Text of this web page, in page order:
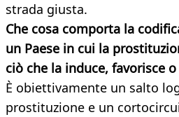
strada giusta.
Che cosa comporta la
un Paese in cui la
ciò che la induce, favorisce
È obiettivamente un salto
prostituzione e un